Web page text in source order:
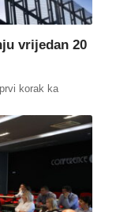
vrijedan 20
korak ka